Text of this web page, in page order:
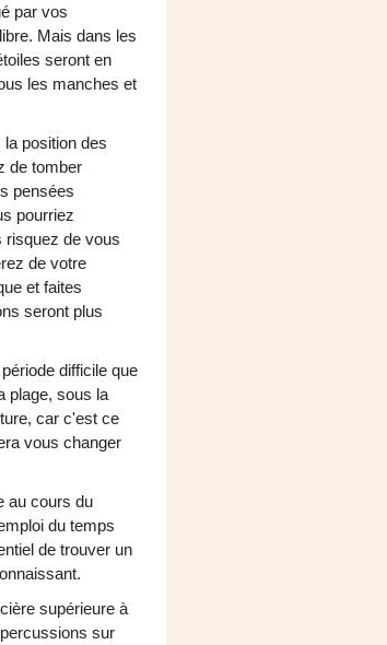
par vos
Mais dans les
seront en
les manches et
position des
de tomber
pensées
pourriez
risquez de vous
de votre
et faites
seront plus
difficile que
plage, sous la
car c'est ce
vous changer
au cours du
du temps
de trouver un
supérieure à
sur